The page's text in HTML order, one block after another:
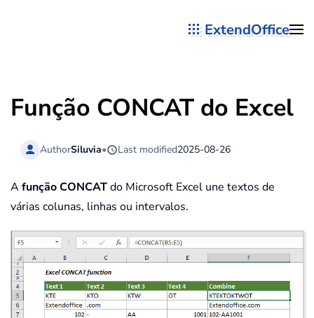
ExtendOffice
Função CONCAT do Excel
AuthorSiluvia• Last modified2025-08-26
Afunção CONCATdo Microsoft Excel une textos de
várias colunas, linhas ou intervalos.